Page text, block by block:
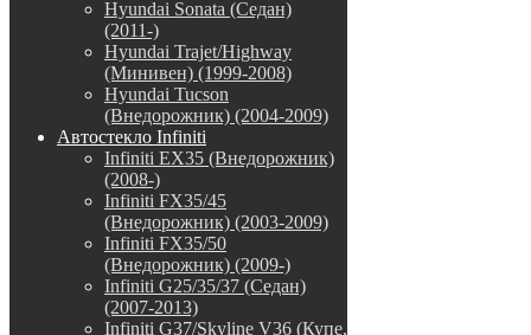
Hyundai Sonata (Седан)
(2011-)
Hyundai Trajet/Highway
(Минивен) (1999-2008)
Hyundai Tucson
(Внедорожник) (2004-2009)
Автостекло Infiniti
Infiniti EX35 (Внедорожник)
(2008-)
Infiniti FX35/45
(Внедорожник) (2003-2009)
Infiniti FX35/50
(Внедорожник) (2009-)
Infiniti G25/35/37 (Седан)
(2007-2013)
Infiniti G37/Skyline V36 (Купе,